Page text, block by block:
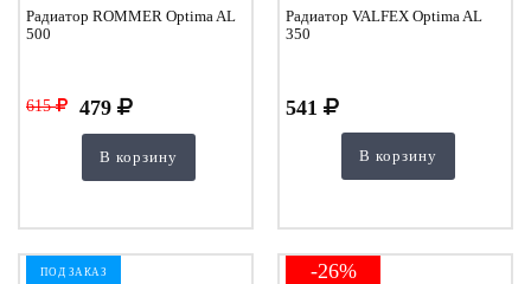
Радиатор ROMMER Optima AL
500
615 479
В корзину
Радиатор VALFEX Optima AL
350
541
В корзину
ПОД ЗАКАЗ -26%